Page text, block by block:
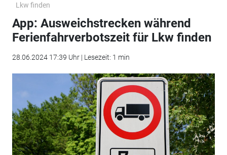
Lkw finden
App: Ausweichstrecken während
Ferienfahrverbotszeit für Lkw finden
28.06.2024 17:39 Uhr | Lesezeit: 1 min